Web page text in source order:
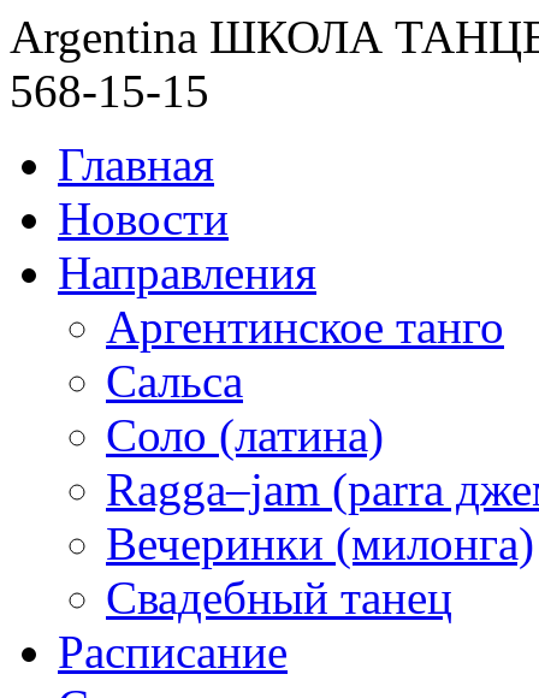
Argentina ШКОЛА
568-15-15
Главная
Новости
Направления
Аргентинское танго
Сальса
Соло (латина)
Ragga–jam (parra
Вечеринки (милонга)
Свадебный танец
Расписание